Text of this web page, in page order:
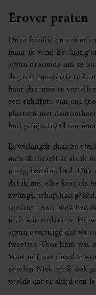
Erover praten
Onze familie en
maar ik vond het lastig
ervan droomde om ze
dag een rompertje te
haar daarmee te
een echofoto van ons
plaatsen met
had geïnjecteerd om
Ik verlangde daar zo
nam ik mezelf af als ik
terugplaatsing had. Dus
dat ik me, elke keer als
zwangerschap had
verdriet. Aan Niek had
toch iets anders in. Hij
ervan overtuigd dat we
tweetjes. Voor hem was
Voor mij was moeder
zouden Niek en ik ook
voelde dat er altijd een